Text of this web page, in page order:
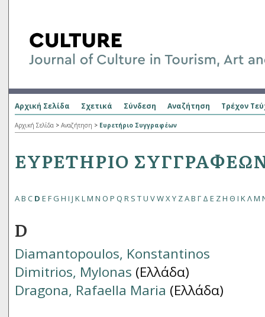
Αρχική Σελίδα Σχετικά Σύνδεση Αναζήτηση Τρέχον
Αρχική Σελίδα > Αναζήτηση > Ευρετήριο Συγγραφέων
ΕΥΡΕΤΉΡΙΟ
AB C D E FG H I J KLM N O P Q R S TU VWXY ZΑΒ Γ Δ Ε ΖΗ Θ Ι ΚΛΜ
D
Diamantopoulos, Konstantinos
Dimitrios, Mylonas (Ελλάδα)
Dragona, Rafaella Maria (Ελλάδα)